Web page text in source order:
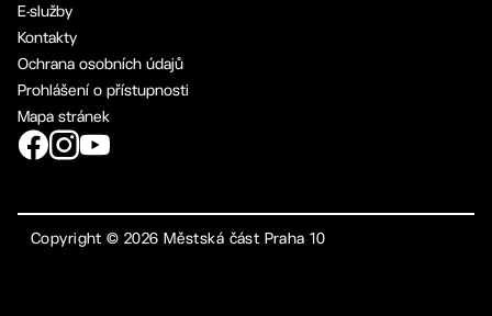
E-služby
Kontakty
Ochrana osobních údajů
Prohlášení o přístupnosti
Mapa stránek
Copyright ©2026 Městská část Praha 10